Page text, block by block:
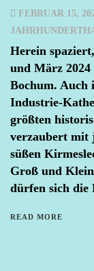
FEBRUAR 15,
Herein
und März
Bochum. Auch
Industrie-
größten
verzaubert mit
süßen
Groß und
dürfen sich
READ MORE